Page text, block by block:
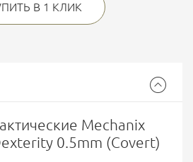
В 1 КЛИК
Mechanix
0.5mm (Covert)